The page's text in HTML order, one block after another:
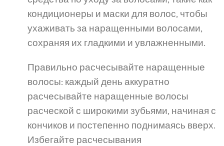
кондиционеры и маски для волос, чтобы
ухаживать за наращенными волосами,
сохраняя их гладкими и увлажненными.
Правильно расчесывайте наращенные
волосы: каждый день аккуратно
расчесывайте наращенные волосы
расческой с широкими зубьями, начиная с
кончиков и постепенно поднимаясь вверх.
Избегайте расчесывания